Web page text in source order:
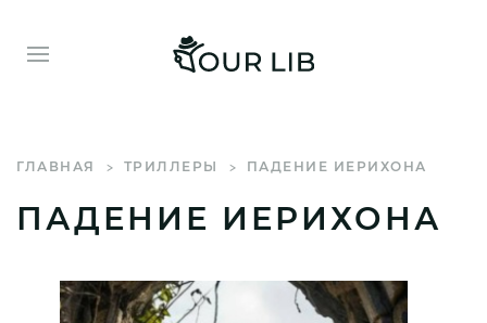
ГЛАВНАЯ ТРИЛЛЕРЫ ПАДЕНИЕ ИЕРИХОНА
ПАДЕНИЕ ИЕРИХОНА